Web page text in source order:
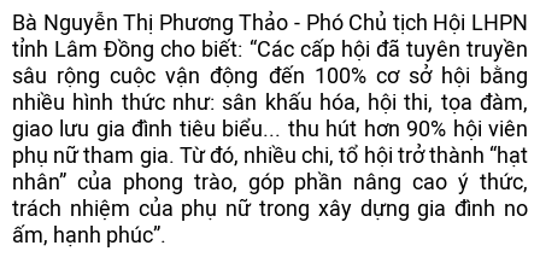
Bà Nguyễn Thị Phương Thảo - Phó Chủ tịch Hội LHPN
tỉnh Lâm Đồng cho biết: “Các cấp hội đã tuyên truyền
sâu rộng cuộc vận động đến 100% cơ sở hội bằng
nhiều hình thức như: sân khấu hóa, hội thi, tọa đàm,
giao lưu gia đình tiêu biểu... thu hút hơn 90% hội viên
phụ nữ tham gia. Từ đó, nhiều chi, tổ hội trở thành “hạt
nhân” của phong trào, góp phần nâng cao ý thức,
trách nhiệm của phụ nữ trong xây dựng gia đình no
ấm, hạnh phúc”.